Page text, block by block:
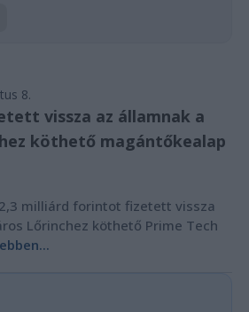
8.
vissza az államnak a
köthető magántőkealap
milliárd forintot fizetett vissza
Lőrinchez köthető Prime Tech